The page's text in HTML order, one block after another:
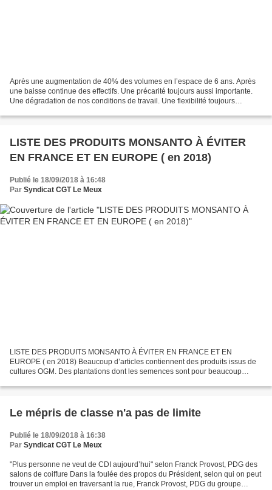
Après une augmentation de 40% des volumes en l’espace de 6 ans. Après
une baisse continue des effectifs. Une précarité toujours aussi importante.
Une dégradation de nos conditions de travail. Une flexibilité toujours
LISTE DES PRODUITS MONSANTO À ÉVITER
EN FRANCE ET EN EUROPE ( en 2018)
Publié le 18/09/2018 à 16:48
Par Syndicat CGT Le Meux
LISTE DES PRODUITS MONSANTO À ÉVITER EN FRANCE ET EN
EUROPE ( en 2018) Beaucoup d’articles contiennent des produits issus de
cultures OGM. Des plantations dont les semences sont pour beaucoup
Le mépris de classe n'a pas de limite
Publié le 18/09/2018 à 16:38
Par Syndicat CGT Le Meux
"Plus personne ne veut de CDI aujourd’hui" selon Franck Provost, PDG des
salons de coiffure Dans la foulée des propos du Président, selon qui on peut
trouver un emploi en traversant la rue, Franck Provost, PDG du groupe